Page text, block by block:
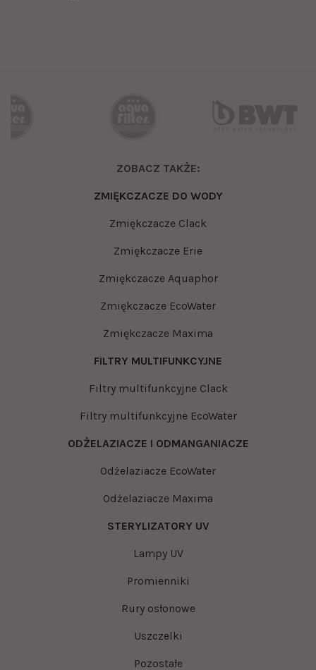
ZOBACZ TAKŻE:
ZMIĘKCZACZE DO WODY
Zmiękczacze Clack
Zmiękczacze Erie
Zmiękczacze Aquaphor
Zmiękczacze EcoWater
Zmiękczacze Maxima
FILTRY MULTIFUNKCYJNE
Filtry multifunkcyjne Clack
Filtry multifunkcyjne EcoWater
ODŻELAZIACZE I ODMANGANIACZE
Odżelaziacze EcoWater
Odżelaziacze Maxima
STERYLIZATORY UV
Lampy UV
Promienniki
Rury osłonowe
Uszczelki
Pozostałe